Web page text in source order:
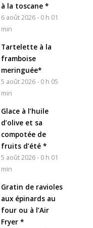
à la toscane *
6 août 2026 - 0 h 01
min
Tartelette à la
framboise
meringuée*
5 août 2026 - 0 h 05
min
Glace à l’huile
d’olive et sa
compotée de
fruits d’été *
5 août 2026 - 0 h 01
min
Gratin de ravioles
aux épinards au
four ou à l’Air
Fryer *